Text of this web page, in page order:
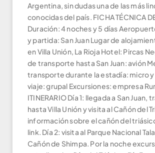
Argentina, sin dudas una de las más
conocidas del país. FICHA TÉCNICA
Duración: 4 noches y 5 días
y partida: San Juan Lugar de
en Villa Unión, La Rioja Hotel: Pircas
de transporte hasta San Juan: avión
transporte durante la estadía: micro y
viaje: grupal Excursiones: empresa
ITINERARIO Día 1: llegada a San Juan,
hasta Villa Unión y visita al Cañón del
información sobre el cañón del
link. Día 2: visita al Parque Nacional
Cañón de Shimpa. Por la noche